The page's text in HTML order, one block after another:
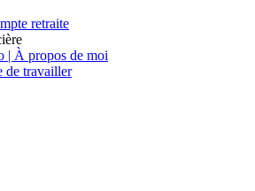
retraite
| À propos de moi
de travailler